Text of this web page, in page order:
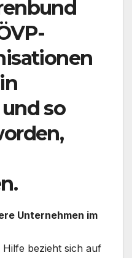
so
Unternehmen im
Hilfe bezieht sich auf